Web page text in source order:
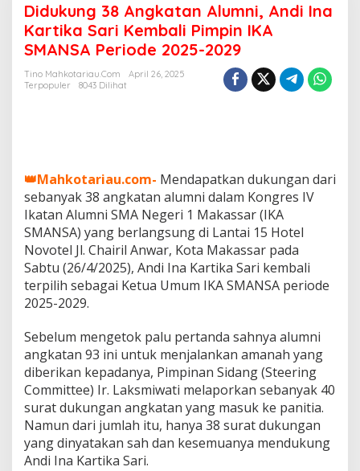
d
u
k
u
n
a
t
a
n
l
u
m
A
n
d
i
I
n
a
K
Didukung 38 Angkatan Alumni, Andi Ina
Kartika Sari Kembali Pimpin IKA
SMANSA Periode 2025-2029
Tino Mahkotariau.com
April 26, 2025
Terpopuler
8043 Dilihat
👑Mahkotariau.com- Mendapatkan dukungan dari
sebanyak 38 angkatan alumni dalam Kongres IV
Ikatan Alumni SMA Negeri 1 Makassar (IKA
SMANSA) yang berlangsung di Lantai 15 Hotel
Novotel Jl. Chairil Anwar, Kota Makassar pada
Sabtu (26/4/2025), Andi Ina Kartika Sari kembali
terpilih sebagai Ketua Umum IKA SMANSA periode
2025-2029.
Sebelum mengetok palu pertanda sahnya alumni
angkatan 93 ini untuk menjalankan amanah yang
diberikan kepadanya, Pimpinan Sidang (Steering
Committee) Ir. Laksmiwati melaporkan sebanyak 40
surat dukungan angkatan yang masuk ke panitia.
Namun dari jumlah itu, hanya 38 surat dukungan
yang dinyatakan sah dan kesemuanya mendukung
Andi Ina Kartika Sari.